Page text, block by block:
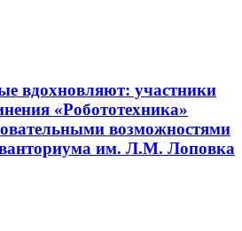
вдохновляют: участники
«Робототехника»
возможностями
им. Л.М. Лоповка